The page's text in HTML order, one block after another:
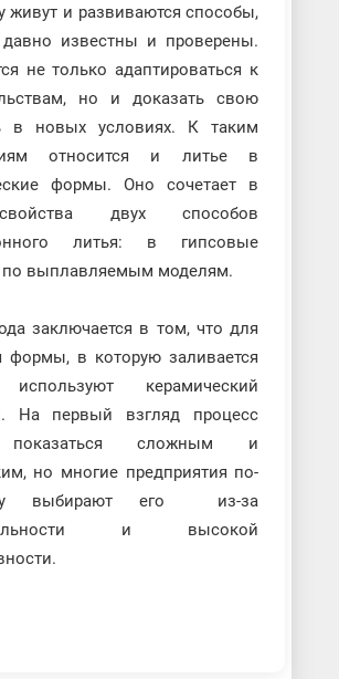
живут и развиваются способы,
известны и проверены.
не только адаптироваться к
но и доказать свою
в новых условиях. К таким
относится и литье в
формы. Оно сочетает в
двух способов
литья: в гипсовые
выплавляемым моделям.
заключается в том, что для
формы, в которую заливается
используют керамический
На первый взгляд процесс
сложным и
но многие предприятия по-
выбирают его из-за
и высокой